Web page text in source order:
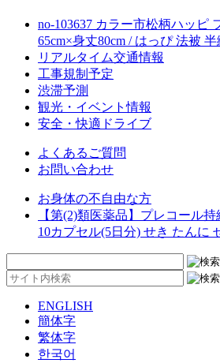
no-103637 カラー市松柄ハッピ
65cm×身丈80cm / はっぴ 法被
リアルタイム交通情報
工事規制予定
渋滞予測
観光・イベント情報
安全・快適ドライブ
よくあるご質問
お問い合わせ
お身体の不自由な方
【第(2)類医薬品】プレコール
10カプセル(5日分) せき たんに
ENGLISH
簡体字
繁体字
한국어